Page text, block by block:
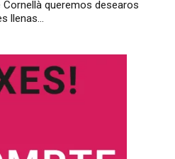
Cornellà queremos desearos
llenas...